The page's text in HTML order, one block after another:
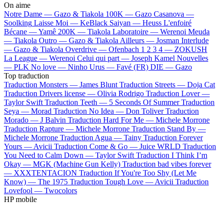
On aime
Notre Dame — Gazo & Tiakola 100K — Gazo Casanova —
Soolking Laisse Moi — KeBlack Saiyan — Heuss L'enfoiré
Bécane —Yamê 200K — Tiakola Laboratoire — Werenoi Meuda
— Tiakola Outro — Gazo & Tiakola Ailleurs — Josman Interlude
— Gazo & Tiakola Overdrive — Ofenbach 1 2 3 4 — ZOKUSH
La League — Werenoi Celui qui part — Joseph Kamel Nouvelles
— PLK No love — Ninho Urus — Favé (FR) DIE — Gazo
Top traduction
Traduction Monsters — James Blunt Traduction Streets — Doja Cat
Traduction Drivers license — Olivia Rodrigo Traduction Lover —
Taylor Swift Traduction Teeth — 5 Seconds Of Summer Traduction
Seya — Morad Traduction No Idea — Don Toliver Traduction
Morado — J Balvin Traduction Hard For Me — Michele Morrone
Traduction Rapture — Michele Morrone Traduction Stand By —
Michele Morrone Traduction Agua — Tainy Traduction Forever
Yours — Avicii Traduction Come & Go — Juice WRLD Traduction
You Need to Calm Down — Taylor Swift Traduction I Think I’m
Okay — MGK (Machine Gun Kelly) Traduction bad vibes forever
— XXXTENTACION Traduction If You're Too Shy (Let Me
Know) — The 1975 Traduction Tough Love — Avicii Traduction
Lovefool — Twocolors
HP mobile